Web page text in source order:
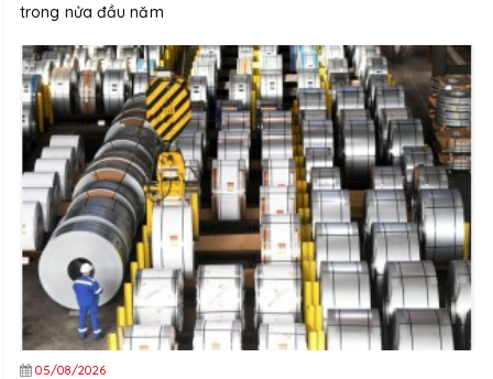
trong nửa đầu năm
05/08/2026